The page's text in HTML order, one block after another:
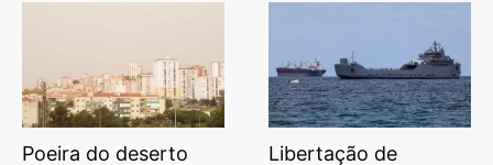
Poeira do deserto
Libertação de